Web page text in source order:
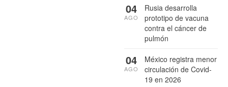
Rusia desarrolla
prototipo de vacuna
contra el cáncer de
pulmón
04
AGO
México registra menor
circulación de Covid-
19 en 2026
04
AGO